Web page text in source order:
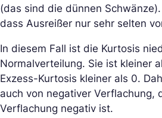
(das sind die dünnen
dass Ausreißer nur sehr selten
In diesem Fall ist die Kurtosis
Normalverteilung. Sie ist kleiner
Exzess-Kurtosis kleiner als 0.
auch von negativer Verflachung,
Verflachung negativ ist.